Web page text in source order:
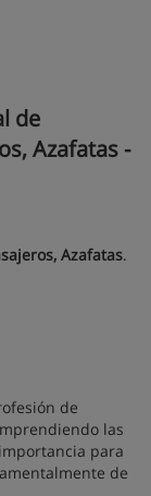
de
Azafatas -
Azafatas.
de
las
para
de